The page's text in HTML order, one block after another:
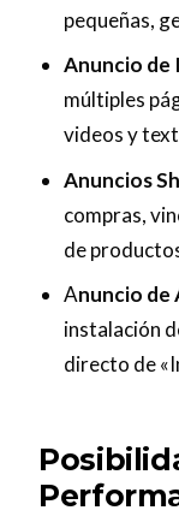
pequeñas,
Anuncio de
múltiples
videos y
Anuncios
compras,
de
Anuncio de
instalación
directo de